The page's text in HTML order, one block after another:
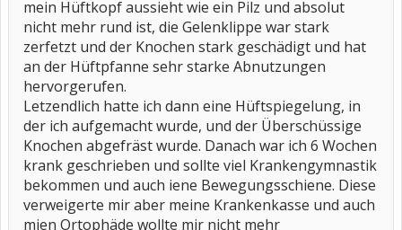
mein Hüftkopf aussieht wie ein Pilz und absolut
nicht mehr rund ist, die Gelenklippe war stark
zerfetzt und der Knochen stark geschädigt und hat
an der Hüftpfanne sehr starke Abnutzungen
hervorgerufen.
Letzendlich hatte ich dann eine Hüftspiegelung, in
der ich aufgemacht wurde, und der Überschüssige
Knochen abgefräst wurde. Danach war ich 6 Wochen
krank geschrieben und sollte viel Krankengymnastik
bekommen und auch iene Bewegungsschiene. Diese
verweigerte mir aber meine Krankenkasse und auch
mien Ortophäde wollte mir nicht mehr